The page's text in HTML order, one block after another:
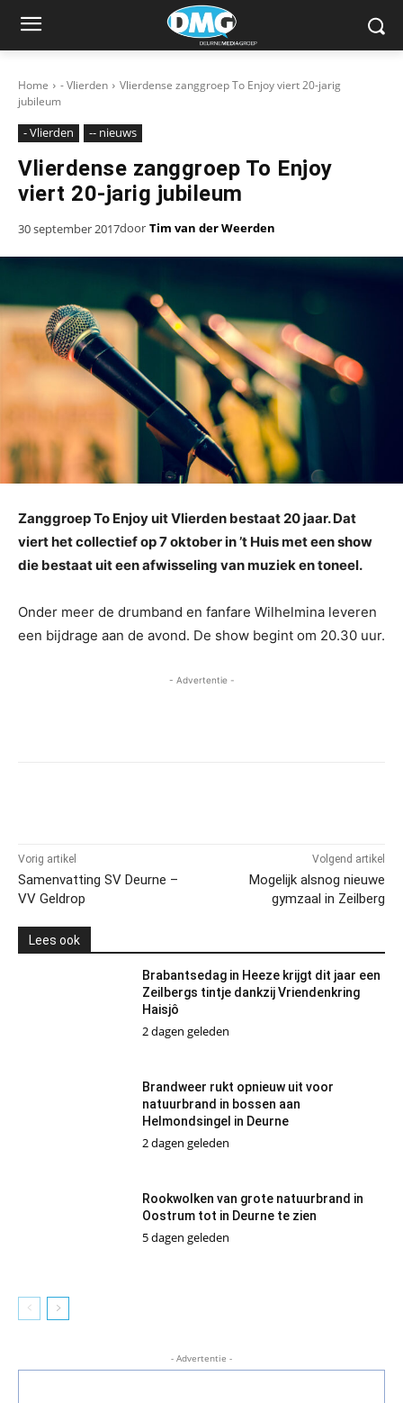
Home - Vlierden
Vlierdense zanggroep To Enjoy viert 20-jarig
jubileum
- Vlierden -- nieuws
Vlierdense zanggroep To Enjoy
viert 20-jarig jubileum
30 september 2017door Tim van der Weerden
Zanggroep To Enjoy uit Vlierden bestaat 20 jaar. Dat
viert het collectief op 7 oktober in ’t Huis met een show
die bestaat uit een afwisseling van muziek en toneel.
Onder meer de drumband en fanfare Wilhelmina leveren
een bijdrage aan de avond. De show begint om 20.30 uur.
- Advertentie -
Vorig artikel
Samenvatting SV Deurne –
VV Geldrop
Volgend artikel
Mogelijk alsnog nieuwe
gymzaal in Zeilberg
Lees ook
Brabantsedag in Heeze krijgt dit jaar een
Zeilbergs tintje dankzij Vriendenkring
Haisjô
2 dagen geleden
Brandweer rukt opnieuw uit voor
natuurbrand in bossen aan
Helmondsingel in Deurne
2 dagen geleden
Rookwolken van grote natuurbrand in
Oostrum tot in Deurne te zien
5 dagen geleden
- Advertentie -